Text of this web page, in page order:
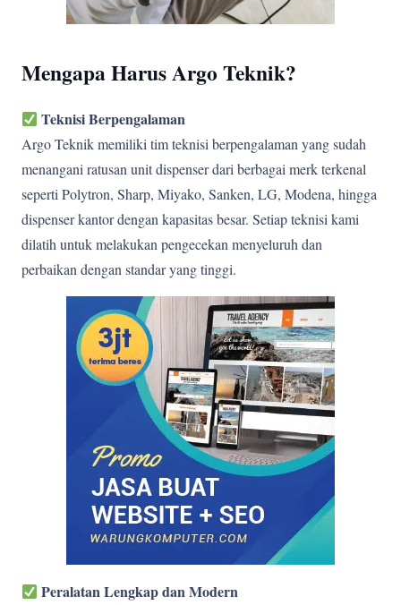
Mengapa Harus Argo Teknik?
Teknisi Berpengalaman
Argo Teknik memiliki tim teknisi berpengalaman yang sudah
menangani ratusan unit dispenser dari berbagai merk terkenal
seperti Polytron, Sharp, Miyako, Sanken, LG, Modena, hingga
dispenser kantor dengan kapasitas besar. Setiap teknisi kami
dilatih untuk melakukan pengecekan menyeluruh dan
perbaikan dengan standar yang tinggi.
Peralatan Lengkap dan Modern